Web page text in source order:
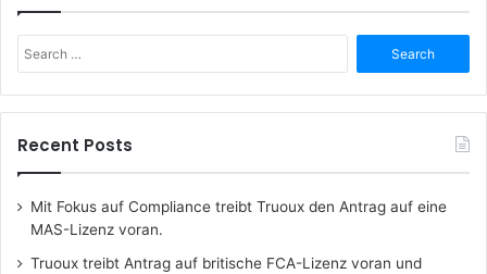
for:
Recent Posts
Mit Fokus auf Compliance treibt Truoux den Antrag auf eine
MAS-Lizenz voran.
Truoux treibt Antrag auf britische FCA-Lizenz voran und